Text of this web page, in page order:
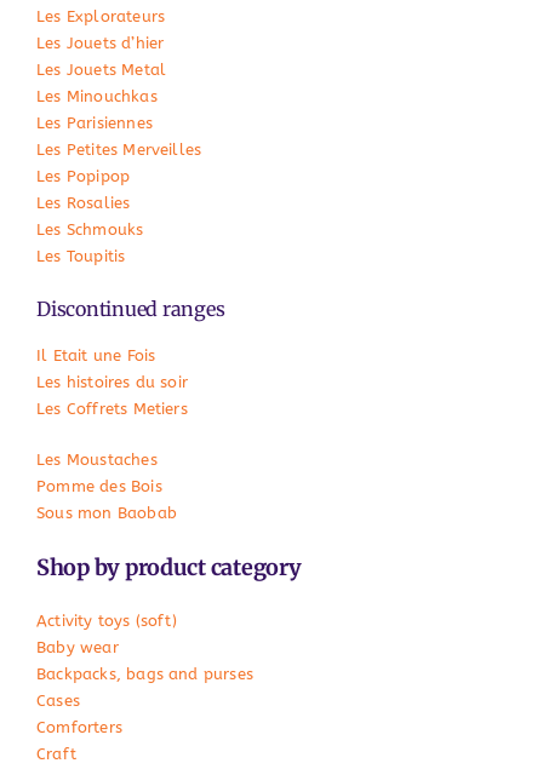
Les Explorateurs
Les Jouets d’hier
Les Jouets Metal
Les Minouchkas
Les Parisiennes
Les Petites Merveilles
Les Popipop
Les Rosalies
Les Schmouks
Les Toupitis
Discontinued ranges
Il Etait une Fois
Les histoires du soir
Les Coffrets Metiers
Les Moustaches
Pomme des Bois
Sous mon Baobab
Shop by product category
Activity toys (soft)
Baby wear
Backpacks, bags and purses
Cases
Comforters
Craft